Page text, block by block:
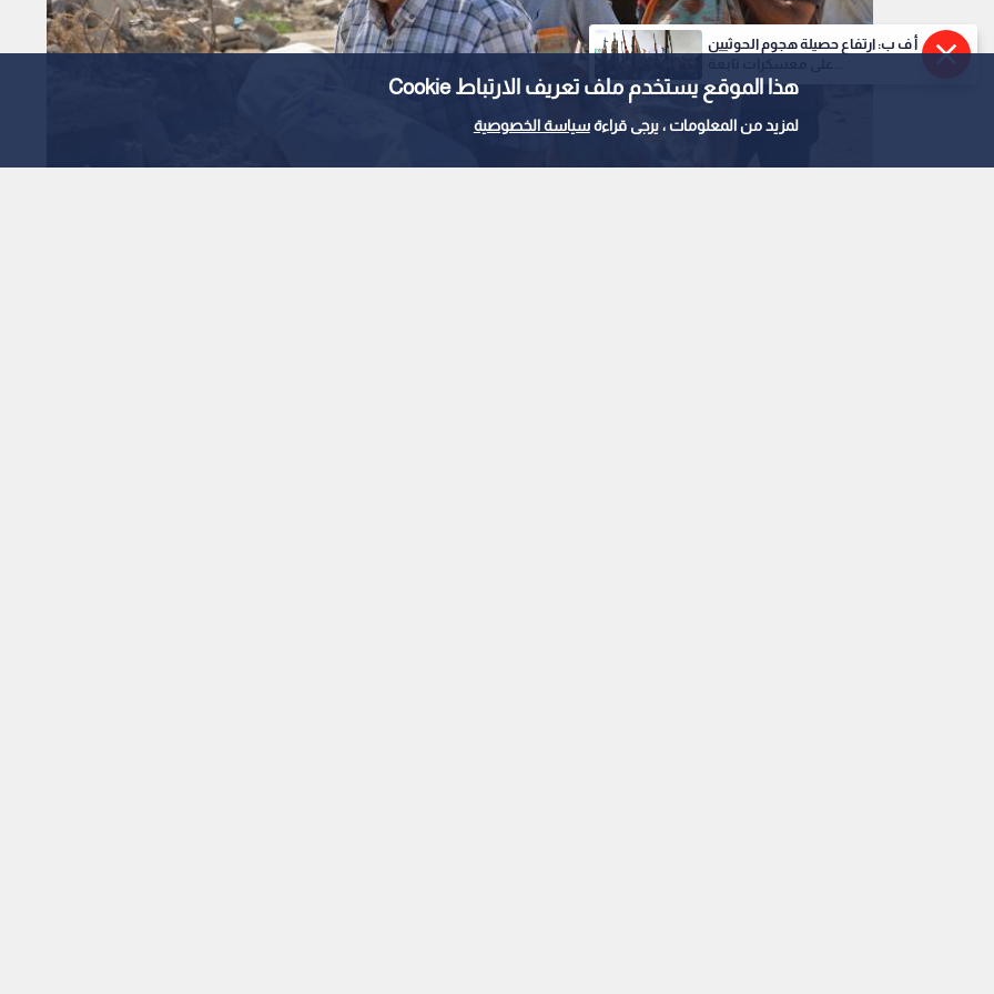
هذا الموقع يستخدم ملف تعريف الارتباط Cookie
لمزيد من المعلومات ، يرجى قراءةسياسة الخصوصية
أ ف ب: ارتفاع حصيلة هجوم الحوثيين